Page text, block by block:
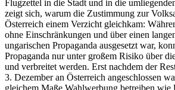
Flugzettel in die Stadt und in die
zeigt sich, warum die Zustimmung zur
Österreich einem Verzicht gleichkam:
ohne Einschränkungen und über einen
ungarischen Propaganda ausgesetzt war,
Propaganda nur unter großem Risiko über
und verbreitet werden. Erst nachdem der
3. Dezember an Österreich angeschlossen